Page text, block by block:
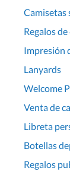
Camisetas
Regalos
Impresión
Lanyards
Welcome
Venta de
Libreta
Botellas
Regalos